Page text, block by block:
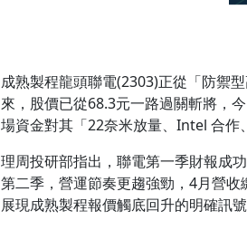
成熟製程龍頭聯電(2303)正從「防禦
來，股價已從68.3元一路過關斬將，
場資金對其「22奈米放量、Intel 合作
理周投研部指出，聯電第一季財報成
第二季，營運節奏更趨強勁，4月營收
展現成熟製程報價觸底回升的明確訊號